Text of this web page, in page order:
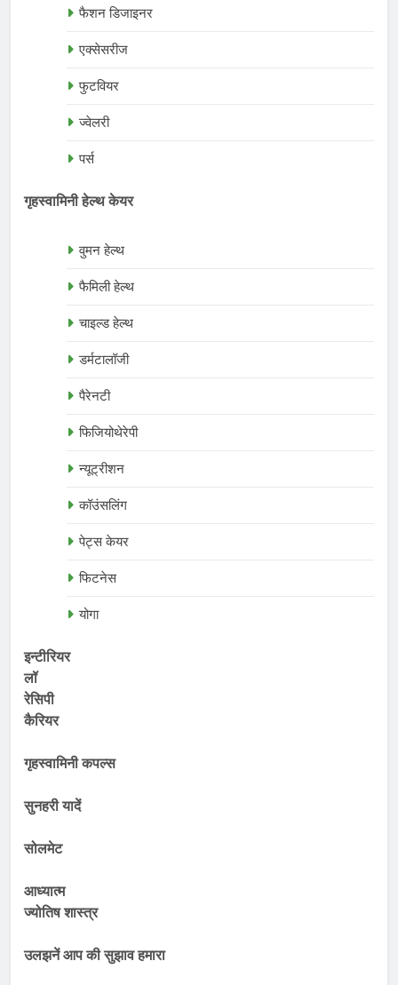
फैशन डिजाइनर
एक्सेसरीज
फुटवियर
ज्वेलरी
पर्स
गृहस्वामिनी हेल्थ केयर
वुमन हेल्थ
फैमिली हेल्थ
चाइल्ड हेल्थ
डर्मटालॉजी
पैरेनटी
फिजियोथेरेपी
न्यूट्रीशन
कॉउंसलिंग
पेट्स केयर
फिटनेस
योगा
इन्टीरियर
लॉ
रेसिपी
कैरियर
गृहस्वामिनी कपल्स
सुनहरी यादें
सोलमेट
आध्यात्म
ज्योतिष शास्त्र
उलझनें आप की सुझाव हमारा